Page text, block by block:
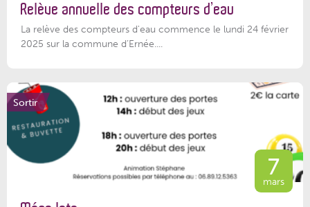
Relève annuelle des compteurs d’eau
La relève des compteurs d'eau commence le lundi 24 février
2025 sur la commune d’Ernée....
Sortir
7
mars